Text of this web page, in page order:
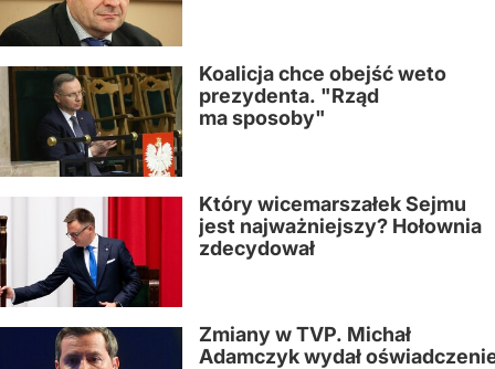
Koalicja chce obejść weto
prezydenta. "Rząd
ma sposoby"
Który wicemarszałek Sejmu
jest najważniejszy? Hołownia
zdecydował
Zmiany w TVP. Michał
Adamczyk wydał